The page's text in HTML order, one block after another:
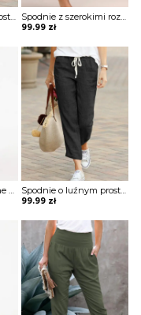
Spodnie o luźnym prostym kroju Spodnie z szerokimi rozciętymi nogawkami
99.99 zł
Spodnie asymetryczne wiązane w pasie Spodnie o luźnym prostym kroju
99.99 zł